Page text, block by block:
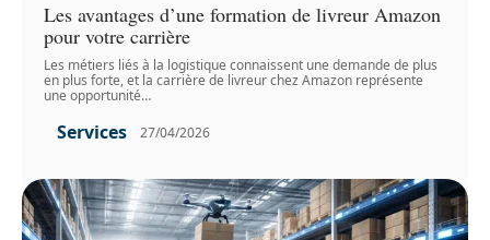
Les avantages d’une formation de livreur Amazon
pour votre carrière
Les métiers liés à la logistique connaissent une demande de plus
en plus forte, et la carrière de livreur chez Amazon représente
une opportunité…
Services 27/04/2026